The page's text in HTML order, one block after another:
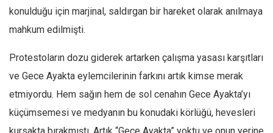
konulduğu için marjinal, saldırgan bir hareket olarak anılmaya
mahkum edilmişti.
Protestoların dozu giderek artarken çalışma yasası karşıtları
ve Gece Ayakta eylemcilerinin farkını artık kimse merak
etmiyordu. Hem sağın hem de sol cenahın Gece Ayakta’yı
küçümsemesi ve medyanın bu konudaki körlüğü, hevesleri